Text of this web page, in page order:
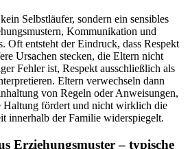
Selbstläufer, sondern ein sensibles
Kommunikation und
Oft entsteht der Eindruck, dass Respekt
Ursachen stecken, die Eltern nicht
Fehler ist, Respekt ausschließlich als
Eltern verwechseln dann
von Regeln oder Anweisungen,
Haltung fördert und nicht wirklich die
innerhalb der Familie widerspiegelt.
Erziehungsmuster – typische